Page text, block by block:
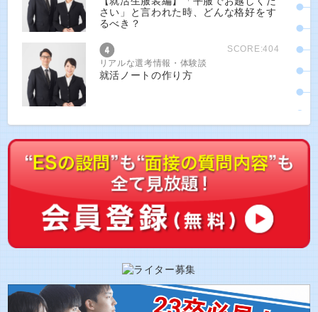
さい」と言われた時、どんな格好をす
るべき？
SCORE:404
リアルな選考情報・体験談
就活ノートの作り方